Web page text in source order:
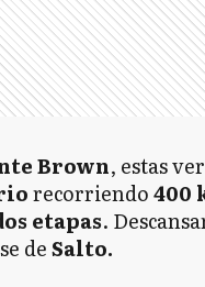
Brown, estas
recorriendo400
etapas.
deSalto.